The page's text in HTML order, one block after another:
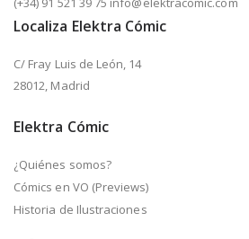
Localiza Elektra Cómic
C/ Fray Luis de León, 14
28012, Madrid
Elektra Cómic
¿Quiénes somos?
Cómics en VO (Previews)
Historia de Ilustraciones